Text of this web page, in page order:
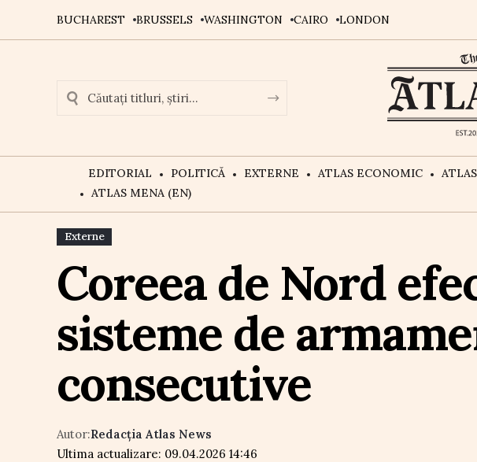
BUCHAREST BRUSSELS WASHINGTON CAIRO LONDON
EDITORIAL POLITICĂ EXTERNE ATLAS ECONOMIC
ATLAS MENA (EN)
Externe
Coreea de Nord
sisteme de
consecutive
Ultima actualizare: 09.04.2026 14:46
Autor:Redacția Atlas News